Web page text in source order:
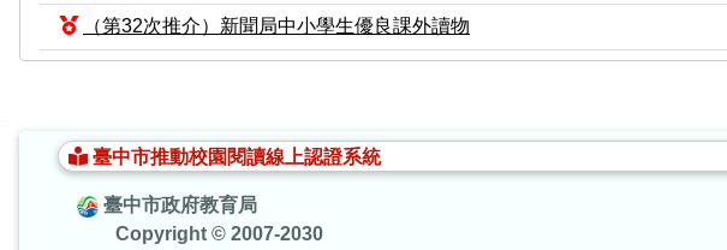
（第32次推介）新聞局中小學生優良課外讀物
臺中市推動校園閱讀線上認證系統
臺中市政府教育局
Copyright © 2007-2030